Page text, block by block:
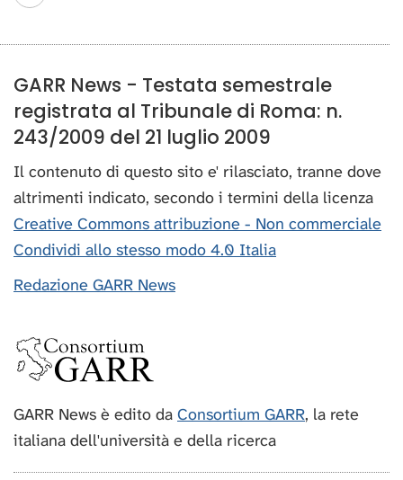
GARR News - Testata semestrale
registrata al Tribunale di Roma: n.
243/2009 del 21 luglio 2009
Il contenuto di questo sito e' rilasciato, tranne dove
altrimenti indicato, secondo i termini della licenza
Creative Commons attribuzione - Non commerciale
Condividi allo stesso modo 4.0 Italia
Redazione GARR News
GARR News è edito da Consortium GARR, la rete
italiana dell'università e della ricerca